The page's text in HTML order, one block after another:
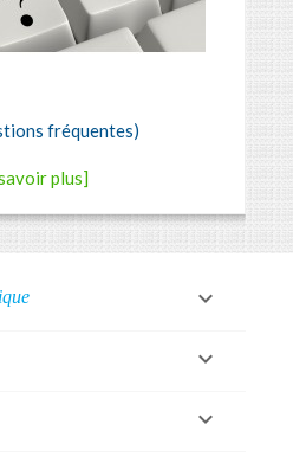
fréquentes)
plus]


